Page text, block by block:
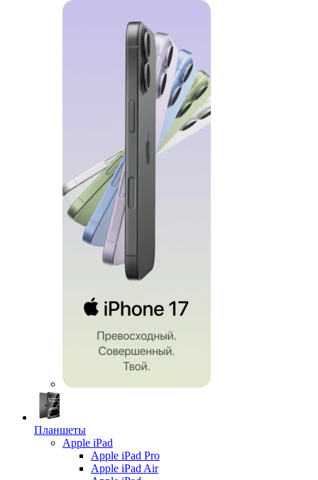
Планшеты
Apple iPad
Apple iPad Pro
Apple iPad Air